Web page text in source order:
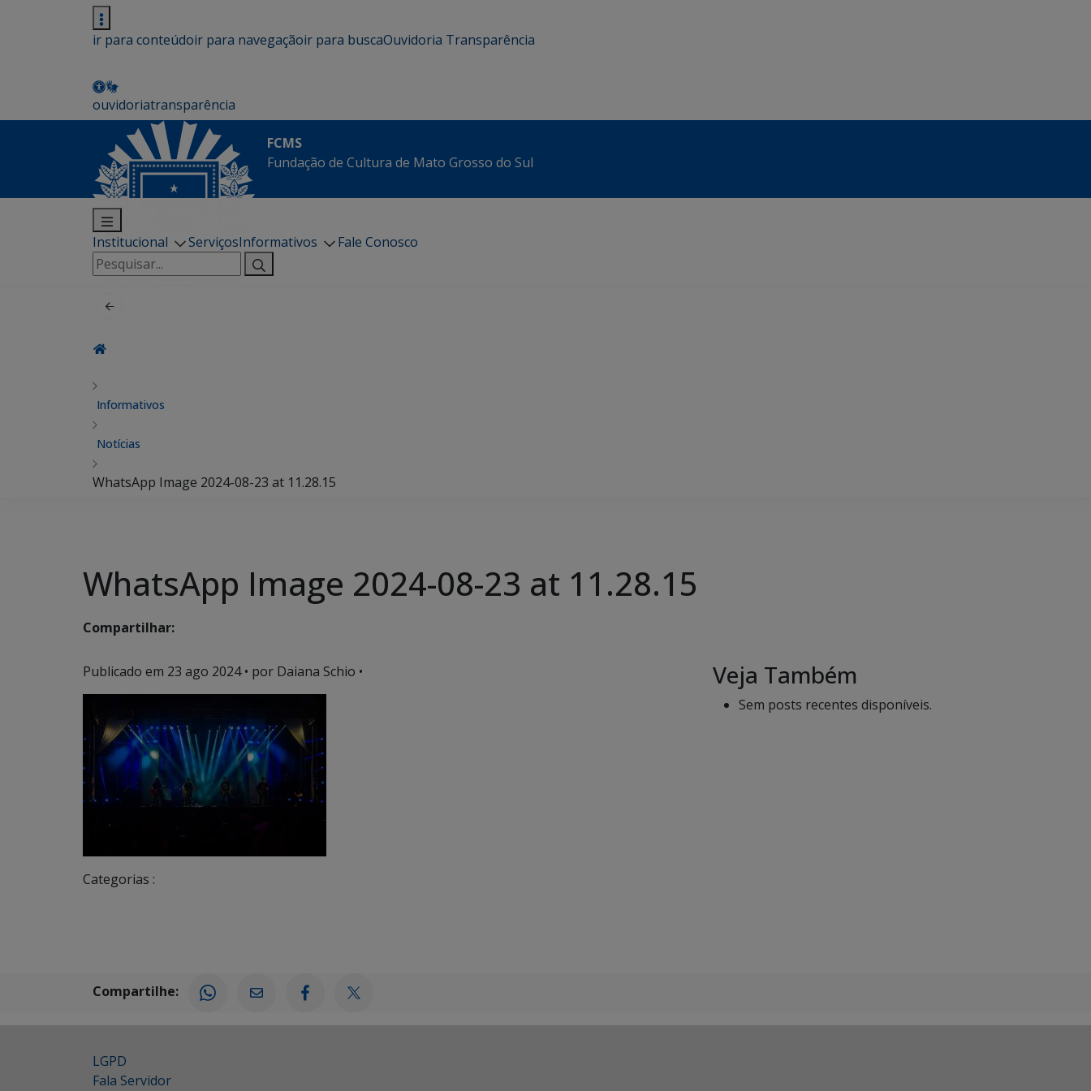
ir para conteúdoir para navegaçãoir para buscaOuvidoria Transparência
ouvidoriatransparência
FCMS
Fundação de Cultura de Mato Grosso do Sul
Institucional ServiçosInformativos
Fale Conosco
Pesquisar
por:
Informativos
Notícias
WhatsApp Image 2024-08-23 at 11.28.15
WhatsApp Image 2024-08-23 at 11.28.15
Compartilhar:
Publicado em 23 ago 2024• por Daiana Schio •
Categorias :
Veja Também
Sem posts recentes disponíveis.
Compartilhe:
LGPD
Fala Servidor